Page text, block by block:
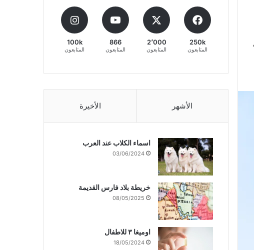
250k
المتابعون
2٬000
المتابعون
866
المتابعون
100k
المتابعون
الأشهر الأخيرة
اسماء الكلاب عند العرب
03/06/2024
خريطة بلاد فارس القديمة
08/05/2025
اوميغا ٣ للاطفال
18/05/2024